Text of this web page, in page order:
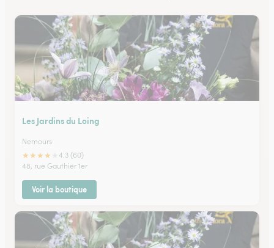
Les Jardins du Loing
Nemours
★★★★
4.3 (60)
48, rue Gauthier 1er
Voir la boutique